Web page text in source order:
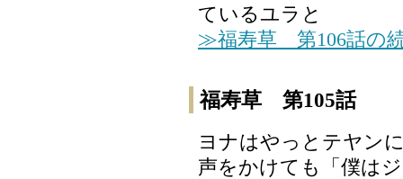
ているユラと
≫福寿草 第106話の
福寿草 第105話
ヨナはやっとテヤン
声をかけても「僕は